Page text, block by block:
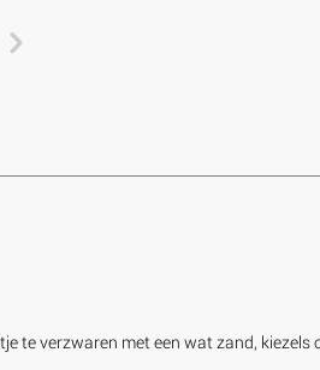
te verzwaren met een wat zand,